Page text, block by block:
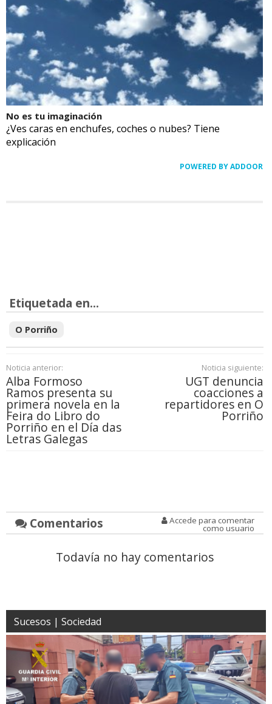
No es tu imaginación
¿Ves caras en enchufes, coches o nubes? Tiene
explicación
POWERED BY ADDOOR
Etiquetada en...
O Porriño
Noticia anterior:
Alba Formoso
Ramos presenta su
primera novela en la
Feira do Libro do
Porriño en el Día das
Letras Galegas
Noticia siguiente:
UGT denuncia
coacciones a
repartidores en O
Porriño
Comentarios Accede para comentar
como usuario
Todavía no hay comentarios
Sucesos | Sociedad